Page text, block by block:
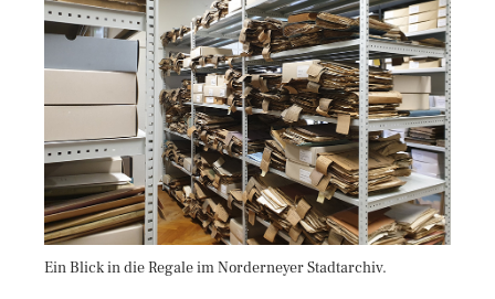
Ein Blick in die Regale im Norderneyer Stadtarchiv.